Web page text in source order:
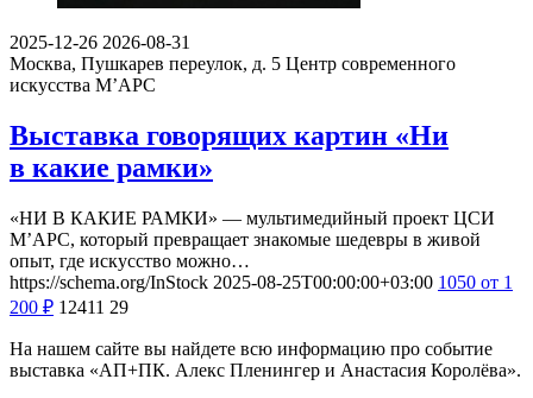
2025-12-26 2026-08-31
Москва, Пушкарев переулок, д. 5 Центр современного
искусства М’АРС
Выставка говорящих картин «Ни
в какие рамки»
«НИ В КАКИЕ РАМКИ» — мультимедийный проект ЦСИ
М’АРС, который превращает знакомые шедевры в живой
опыт, где искусство можно…
https://schema.org/InStock 2025-08-25T00:00:00+03:00 1050 от 1
200 ₽ 12411 29
На нашем сайте вы найдете всю информацию про событие
выставка «АП+ПК. Алекс Пленингер и Анастасия Королёва».